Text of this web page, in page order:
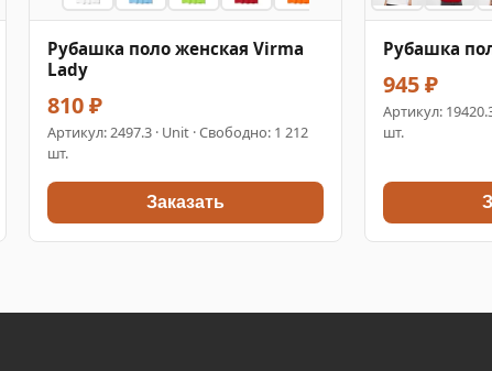
Рубашка поло женская Virma
Lady
810 ₽
Артикул:2497.3 · Unit · Свободно: 1 212
шт.
Заказать
Рубашка
945 ₽
Артикул:
шт.